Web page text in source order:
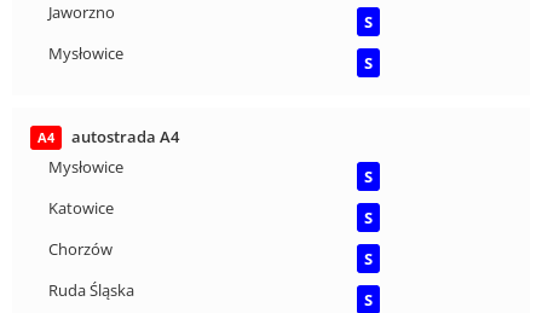
Jaworzno
S
Mysłowice
S
A4
autostrada A4
Mysłowice
S
Katowice
S
Chorzów
S
Ruda Śląska
S